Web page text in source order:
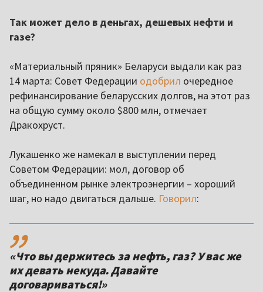
Так может дело в деньгах, дешевых нефти и
газе?
«Материальный пряник» Беларуси выдали как раз
14 марта: Совет Федерации одобрил очередное
рефинансирование беларусских долгов, на этот раз
на общую сумму около $800 млн, отмечает
Дракохруст.
Лукашенко же намекал в выступлении перед
Советом Федерации: мол, договор об
объединенном рынке электроэнергии – хороший
шаг, но надо двигаться дальше. Говорил:
,,
«Что вы держитесь за нефть, газ? У вас же
их девать некуда. Давайте
договариваться!»